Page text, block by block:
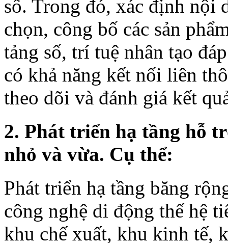
số. Trong đó, xác định nội
chọn, công bố các sản
tảng số, trí tuệ nhân tạo
có khả năng kết nối liên
theo dõi và đánh giá kết
2. Phát triển hạ tầng hỗ
nhỏ và vừa. Cụ thể:
Phát triển hạ tầng băng
công nghệ di động thế hệ
khu chế xuất, khu kinh tế,